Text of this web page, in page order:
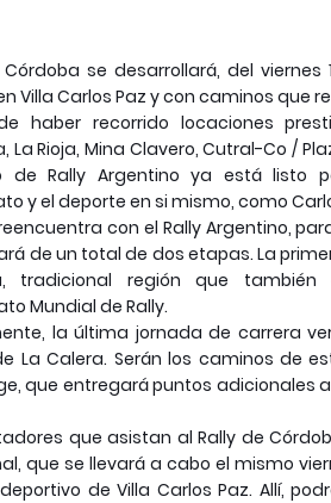
Córdoba se desarrollará, del
Villa Carlos Paz y con caminos que
haber recorrido locaciones
La Rioja, Mina Clavero, Cutral-Co /
de Rally Argentino ya está listo
y el deporte en si mismo, como
con el Rally Argentino,
de un total de dos etapas. La
tradicional región que
Mundial de Rally.
la última jornada de carrera
La Calera. Serán los caminos de
que entregará puntos adicionales
que asistan al Rally de
que se llevará a cabo el mismo
de Villa Carlos Paz. Allí,